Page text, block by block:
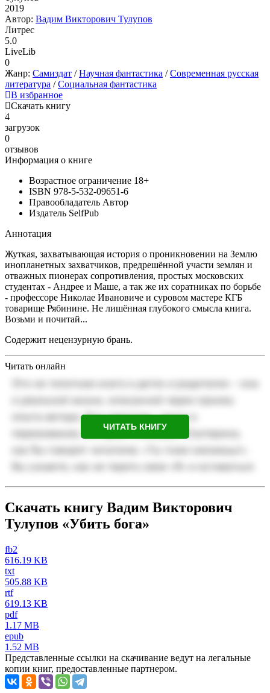
2019
Автор: Вадим Викторович Тулупов
Литрес
5.0
LiveLib
0
Жанр: Самиздат /Научная фантастика /Современная русская
литература /Социальная фантастика
В избранное
Скачать книгу
4
загрузок
0
отзывов
Информация о книге
Возрастное ограничение 18+
ISBN 978-5-532-09651-6
Правообладатель Автор
Издатель SelfPub
Аннотация
Жуткая, захватывающая история о проникновении на Землю
инопланетных захватчиков, предрешённой участи землян и
отважных пионерах сопротивления, простых московских
студентах - Андрее и Маше, а так же их соратниках по борьбе
- профессоре Николае Ивановиче и суровом мастере КГБ
товарище Рябинине. Не лишённая глубокого смысла книга.
Возьми и почитай...
Содержит нецензурную брань.
Читать онлайн
ЧИТАТЬ КНИГУ
Скачать книгу Вадим Викторович
Тулупов «Убить бога»
fb2
616.19 KB
txt
505.88 KB
rtf
619.13 KB
pdf
1.17 MB
epub
1.52 MB
Представленные ссылки на скачивание ведут на легальные
копии книг, предоставленные партнером.